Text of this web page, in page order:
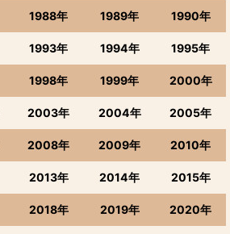
1988年 1989年 1990年
1993年 1994年 1995年
1998年 1999年 2000年
2003年 2004年 2005年
2008年 2009年 2010年
2013年 2014年 2015年
2018年 2019年 2020年